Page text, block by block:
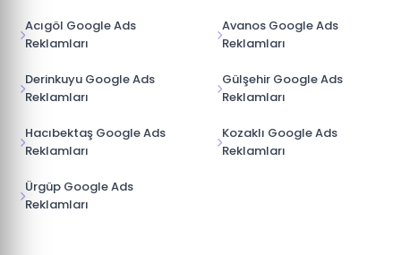
Acıgöl Google Ads
Reklamları
Avanos Google Ads
Reklamları
Derinkuyu Google Ads
Reklamları
Gülşehir Google Ads
Reklamları
Hacıbektaş Google Ads
Reklamları
Kozaklı Google Ads
Reklamları
Ürgüp Google Ads
Reklamları